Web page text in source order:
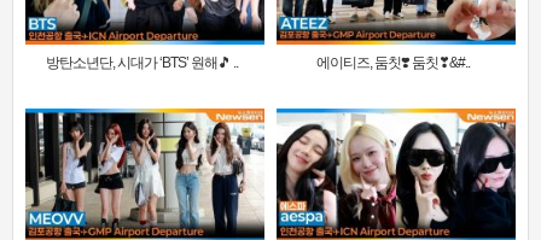
방탄소년단, 시대가 ‘BTS’ 원해🎵 .. 에이티즈, 둠칫❣️ 둠칫❣&#..